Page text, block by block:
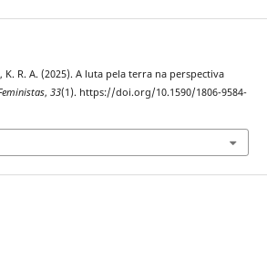
K. R. A. (2025). A luta pela terra na perspectiva
, 33(1). https://doi.org/10.1590/1806-9584-